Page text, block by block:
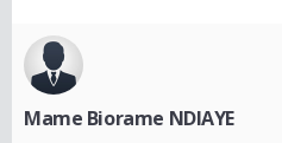
Mame Biorame NDIAYE